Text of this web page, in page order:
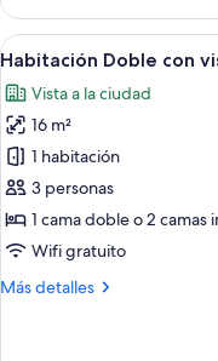
del
Sol
Individual
con
vistas
la
Puerta
del
Sol
Ver
todas
las
fotos
de
Habitación
Doble
con
a
14
Habitación Doble con
Vista a la ciudad
16 m²
1 habitación
3 personas
1 cama doble o 2 camas
Wifi gratuito
Más detalles
Más